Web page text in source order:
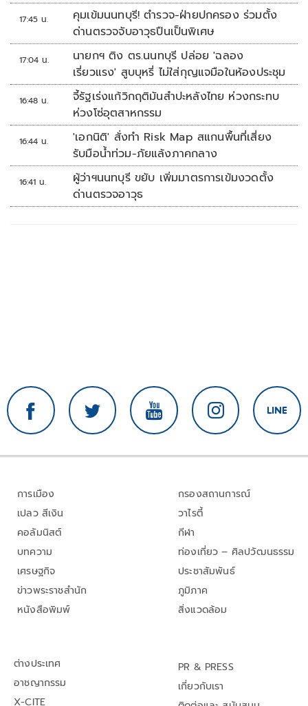
17:45 น.
คุมเข้มนนทบุรี! ตำรวจ-ฝ่ายปกครอง ร่วมตั้ง
ด่านตรวจจับอาวุธปืนเป็นพิเศษ
17:04 น.
นายกฯ ติง ตร.นนทบุรี ปล่อย 'ฉลอง
เรี่ยวแรง' สูบบุหรี่ ไม่ใส่กุญแจมือในห้องประชุม
16:48 น.
จี้รัฐเร่งแก้วิกฤติมันสำปะหลังไทย ห่วงกระทบ
ห่วงโซ่อุตสาหกรรม
16:44 น.
'เอกนิติ' สั่งทำ Risk Map สแกนพื้นที่เสี่ยง
รับมือน้ำท่วม-ภัยแล้งภาคกลาง
16:41 น.
ผู้ว่าฯนนทบุรี ขยับ เพิ่มมาตรการเข้มงวดตั้ง
ด่านตรวจอาวุธ
การเมือง
เปลว สีเงิน
คอลัมนิสต์
บทความ
เศรษฐกิจ
ข่าวพระราชสำนัก
หนังสือพิมพ์
กรองสถานการณ์
วาไรตี้
กีฬา
ท่องเที่ยว – ศิลปวัฒนธรรม
ประชาสัมพันธ์
ภูมิภาค
สิ่งแวดล้อม
ต่างประเทศ
อาชญากรรม
X-CITE
PR & PRESS
เกี่ยวกับเรา